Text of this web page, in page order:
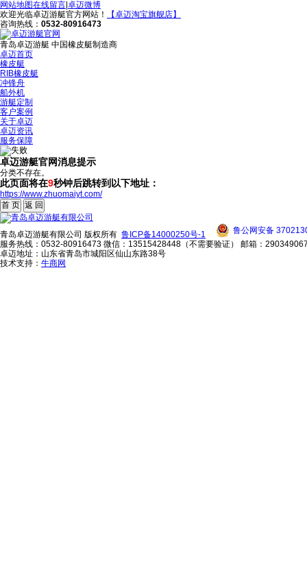
网站地图在线留言 卓迈微博
欢迎光临卓迈游艇官方网站！
【卓迈淘宝旗舰店】
咨询热线： 0532-80916473
青岛卓迈游艇 中国橡皮艇制造商
卓迈首页
橡皮艇
RIB橡皮艇
冲锋舟
船外机
游艇定制
客户案例
关于卓迈
卓迈资讯
服务保障
卓迈游艇官网消息提示
分类不存在。
此页面将在9秒钟后跳转到以下地址：
https://www.zhuomaiyt.com/
青岛卓迈游艇有限公司 版权所有 鲁ICP备14000250号-1
鲁公网安备
服务热线：0532-80916473 微信：13515428448（不需要验证） 邮箱：
卓迈地址：山东省青岛市城阳区仙山东路38号
技术支持： 牛商网